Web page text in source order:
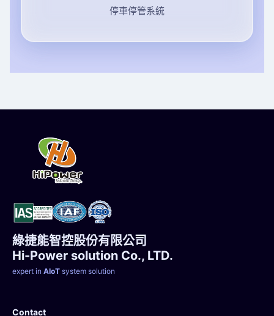
停車停管系統
綠捷能智控股份有限公司
Hi-Power solution Co., LTD.
expert in AIoT system solution
Contact